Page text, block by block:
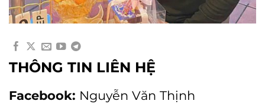
THÔNG TIN LIÊN HỆ
Facebook: Nguyễn Văn Thịnh